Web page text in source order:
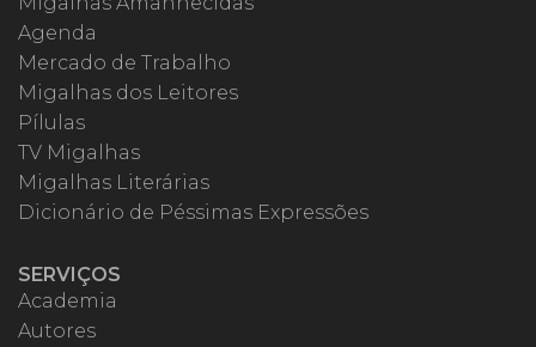
Agenda
Mercado de Trabalho
Migalhas dos Leitores
Pílulas
TV Migalhas
Migalhas Literárias
Dicionário de Péssimas Expressões
SERVIÇOS
Academia
Autores